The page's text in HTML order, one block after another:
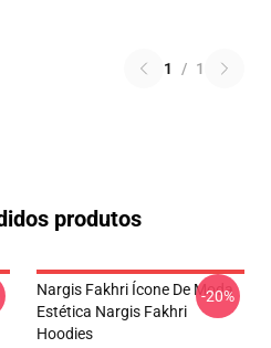
1 / 1
produtos
Nargis Fakhri Ícone De Moda
Estética Nargis Fakhri
Hoodies
-20%